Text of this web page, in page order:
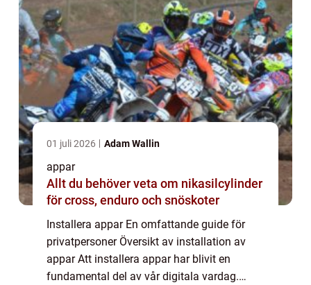
01 juli 2026 Adam Wallin
appar
Allt du behöver veta om nikasilcylinder
för cross, enduro och snöskoter
Installera appar En omfattande guide för
privatpersoner Översikt av installation av
appar Att installera appar har blivit en
fundamental del av vår digitala vardag.